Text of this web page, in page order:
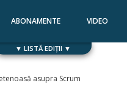
ABONAMENTE VIDEO
▼ LISTĂ EDIȚII ▼
asupra Scrum